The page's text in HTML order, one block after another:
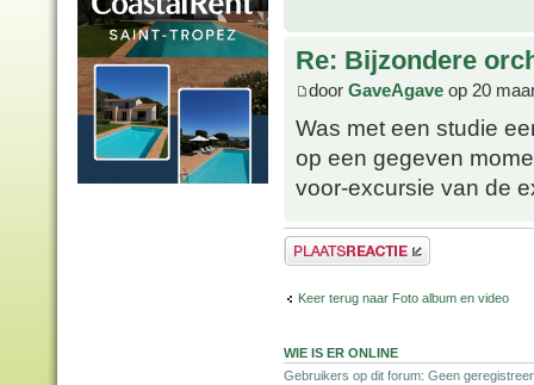
Re: Bijzondere
door GaveAgave op 20
Was met een studie
op een gegeven
voor-excursie van de
Plaats een reactie
Keer terug naar Foto album en video
WIE IS ER ONLINE
Gebruikers op dit forum: Geen